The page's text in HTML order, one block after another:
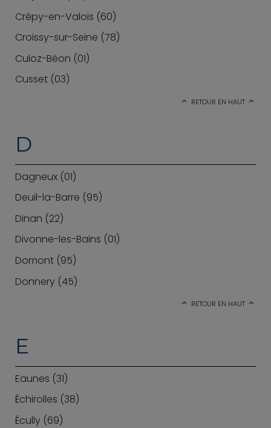
Crépy-en-Valois (60)
Croissy-sur-Seine (78)
Culoz-Béon (01)
Cusset (03)
RETOUR EN HAUT
D
Dagneux (01)
Deuil-la-Barre (95)
Dinan (22)
Divonne-les-Bains (01)
Domont (95)
Donnery (45)
RETOUR EN HAUT
E
Eaunes (31)
Échirolles (38)
Écully (69)